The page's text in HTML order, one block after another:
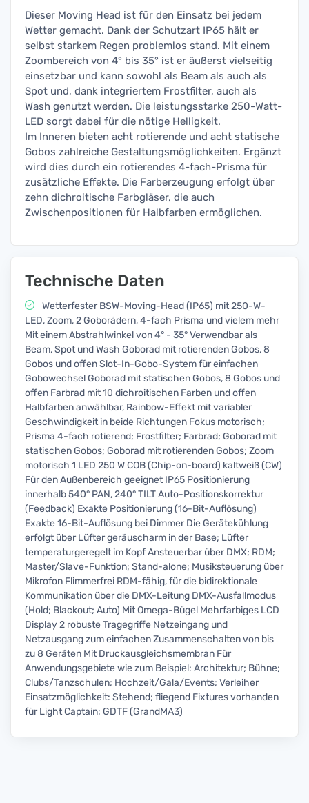
Dieser Moving Head ist für den Einsatz bei jedem
Wetter gemacht. Dank der Schutzart IP65 hält er
selbst starkem Regen problemlos stand. Mit einem
Zoombereich von 4° bis 35° ist er äußerst vielseitig
einsetzbar und kann sowohl als Beam als auch als
Spot und, dank integriertem Frostfilter, auch als
Wash genutzt werden. Die leistungsstarke 250-Watt-
LED sorgt dabei für die nötige Helligkeit.
Im Inneren bieten acht rotierende und acht statische
Gobos zahlreiche Gestaltungsmöglichkeiten. Ergänzt
wird dies durch ein rotierendes 4-fach-Prisma für
zusätzliche Effekte. Die Farberzeugung erfolgt über
zehn dichroitische Farbgläser, die auch
Zwischenpositionen für Halbfarben ermöglichen.
Technische Daten
Wetterfester BSW-Moving-Head (IP65) mit 250-W-
LED, Zoom, 2 Goborädern, 4-fach Prisma und vielem mehr
Mit einem Abstrahlwinkel von 4° - 35° Verwendbar als
Beam, Spot und Wash Goborad mit rotierenden Gobos, 8
Gobos und offen Slot-In-Gobo-System für einfachen
Gobowechsel Goborad mit statischen Gobos, 8 Gobos und
offen Farbrad mit 10 dichroitischen Farben und offen
Halbfarben anwählbar, Rainbow-Effekt mit variabler
Geschwindigkeit in beide Richtungen Fokus motorisch;
Prisma 4-fach rotierend; Frostfilter; Farbrad; Goborad mit
statischen Gobos; Goborad mit rotierenden Gobos; Zoom
motorisch 1 LED 250 W COB (Chip-on-board) kaltweiß (CW)
Für den Außenbereich geeignet IP65 Positionierung
innerhalb 540° PAN, 240° TILT Auto-Positionskorrektur
(Feedback) Exakte Positionierung (16-Bit-Auflösung)
Exakte 16-Bit-Auflösung bei Dimmer Die Gerätekühlung
erfolgt über Lüfter geräuscharm in der Base; Lüfter
temperaturgeregelt im Kopf Ansteuerbar über DMX; RDM;
Master/Slave-Funktion; Stand-alone; Musiksteuerung über
Mikrofon Flimmerfrei RDM-fähig, für die bidirektionale
Kommunikation über die DMX-Leitung DMX-Ausfallmodus
(Hold; Blackout; Auto) Mit Omega-Bügel Mehrfarbiges LCD
Display 2 robuste Tragegriffe Netzeingang und
Netzausgang zum einfachen Zusammenschalten von bis
zu 8 Geräten Mit Druckausgleichsmembran Für
Anwendungsgebiete wie zum Beispiel: Architektur; Bühne;
Clubs/Tanzschulen; Hochzeit/Gala/Events; Verleiher
Einsatzmöglichkeit: Stehend; fliegend Fixtures vorhanden
für Light Captain; GDTF (GrandMA3)